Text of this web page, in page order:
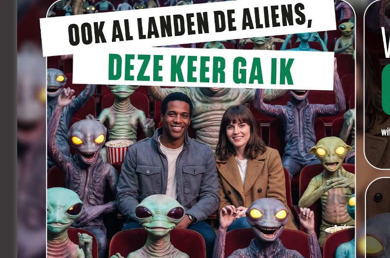
Kevin Meul won met zijn korte filmdebuut‘Het bijzondere leven van Rocky De Vlaeminck’
tal van
internationale prijzen tijdens zijn festivalparcours, waaronder de Grand Prize in Rhode Island,
de Grand Jury Prize in Seattle, de prijs voor Beste Kortfilm in Valladolid en de Publieksprijs in
Leuven. De korte comedy was o.a. ook te zien tijdens het Montreal World Film Festival,
Cinequest en het filmfestival van Chicago.
KLIK HIERONDER OP DE ITEMS EN JE HOORT KEVIN AAN HET WOORD
– Er zijn twee redenen waarom Kevin deze film wou maken
– De jonge hoofdacteur is Aaron Roggeman
– De rol van de vader wordt gespeeld door Robbie Cleiren
– Waarom een film over atletiek?
ZIE OOK :
’Cadet’ naar buitenlandse festivals
Kevin Meul over 2014